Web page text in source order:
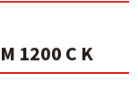
1200 C K